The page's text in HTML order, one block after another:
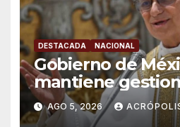
DESTACADA NACIONAL
Gobierno de
mantiene
el Papa León
AGO 5, 2026